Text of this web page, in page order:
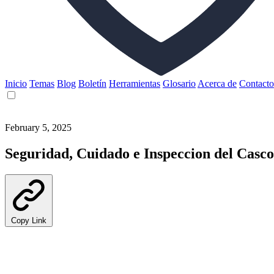
Inicio Temas Blog Boletín Herramientas Glosario Acerca de Contacto
February 5, 2025
Seguridad, Cuidado e Inspeccion del Casco
Copy Link